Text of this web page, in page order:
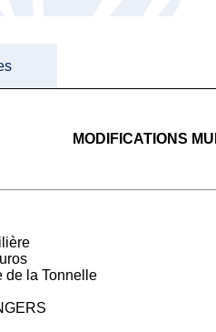
MODIFICATIONS
de la Tonnelle